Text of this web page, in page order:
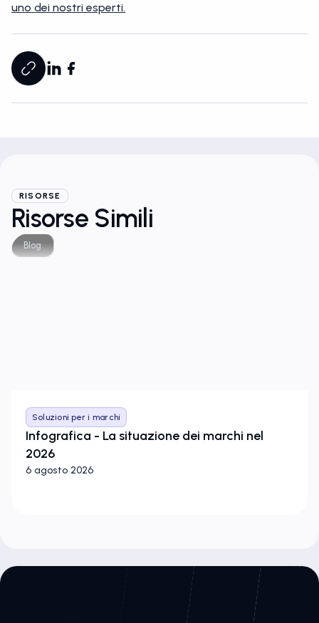
uno dei nostri esperti.
RISORSE
Risorse Simili
Blog
Soluzioni per i marchi
Infografica - La situazione dei marchi nel
2026
6 agosto 2026